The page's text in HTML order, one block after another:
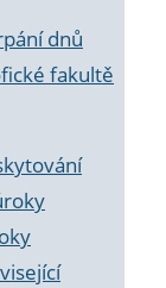
dnů
fakultě